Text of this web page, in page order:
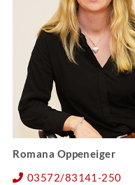
Romana Oppeneiger
03572/83141-250